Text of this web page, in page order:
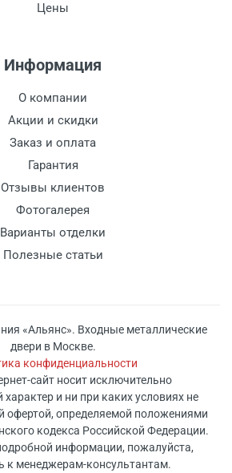
Цены
Информация
О компании
Акции и скидки
Заказ и оплата
Гарантия
Отзывы клиентов
Фотогалерея
Варианты отделки
Полезные статьи
«Альянс». Входные металлические
двери в Москве.
конфиденциальности
сайт носит исключительно
и ни при каких условиях не
офертой, определяемой положениями
кодекса Российской Федерации.
информации, пожалуйста,
к менеджерам-консультантам.